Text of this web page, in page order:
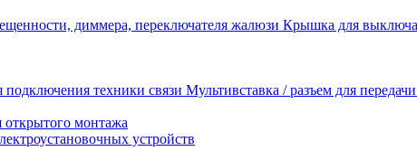
Крышка для
Мультивставка / разъем для
открытого монтажа
устройств